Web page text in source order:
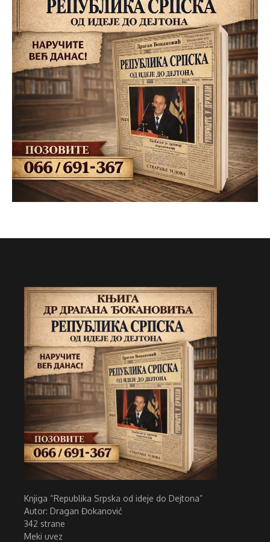
Knjiga “Republika Srpska od ideje do Dejtona”
Autor: Dragan Đokanović
342 strane
Meki uvez